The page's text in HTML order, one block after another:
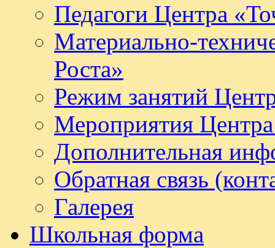
Педагоги Центра
Материально-
Роста»
Режим занятий
Мероприятия
Дополнительная
Обратная связь
Галерея
Школьная форма